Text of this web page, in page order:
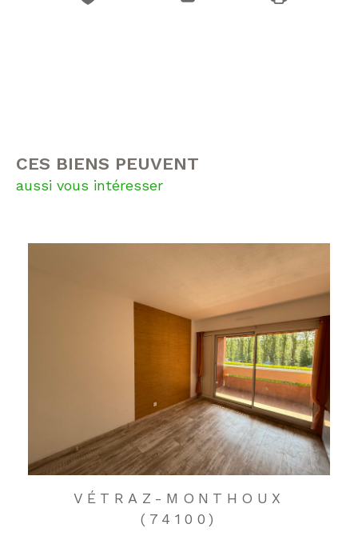
CES BIENS PEUVENT
aussi vous intéresser
VÉTRAZ-MONTHOUX
(74100)